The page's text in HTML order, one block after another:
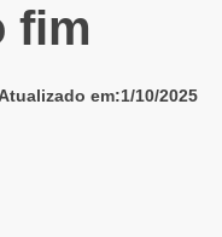
fim
em:1/10/2025